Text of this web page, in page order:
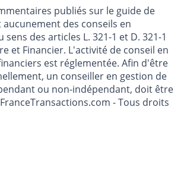
publiés sur le guide de
des conseils en
sens des articles L. 321-1 et D. 321-1
et Financier. L'activité de conseil en
est réglementée. Afin d'être
un conseiller en gestion de
ou non-indépendant, doit être